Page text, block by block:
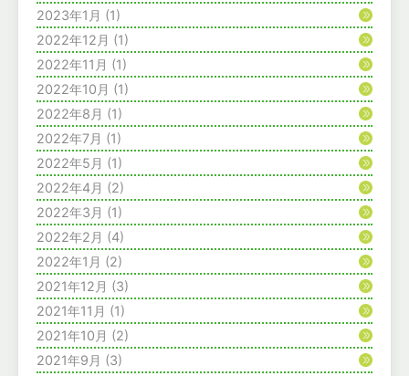
2023年1月 (1)
2022年12月 (1)
2022年11月 (1)
2022年10月 (1)
2022年8月 (1)
2022年7月 (1)
2022年5月 (1)
2022年4月 (2)
2022年3月 (1)
2022年2月 (4)
2022年1月 (2)
2021年12月 (3)
2021年11月 (1)
2021年10月 (2)
2021年9月 (3)